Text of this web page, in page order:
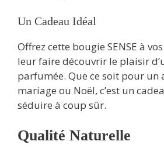
Un Cadeau Idéal
Offrez cette bougie SENSE à
leur faire découvrir le plaisir
parfumée. Que ce soit pour un
mariage ou Noël, c’est un
séduire à coup sûr.
Qualité Naturelle